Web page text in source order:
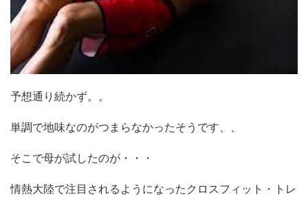
予想通り続かず。。
単調で地味なのがつまらなかったそうです、、
そこで母が試したのが・・・
情熱大陸で注目されるようになったクロスフィット・トレ